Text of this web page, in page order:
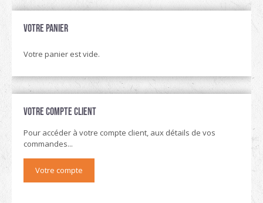
Votre panier
Votre panier est vide.
Votre compte client
Pour accéder à votre compte client, aux détails de vos
commandes...
Votre compte